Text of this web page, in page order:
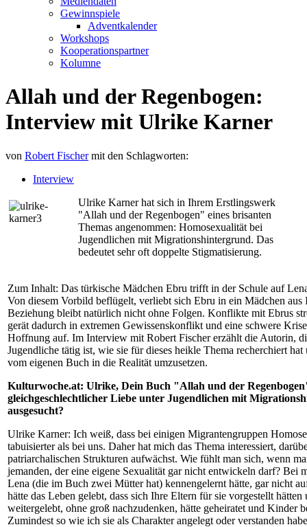
Gewinnspiele
Adventkalender
Workshops
Kooperationspartner
Kolumne
Allah und der Regenbogen:
Interview mit Ulrike Karner
von Robert Fischer mit den Schlagworten:
Interview
Ulrike Karner hat sich in Ihrem Erstlingswerk
"Allah und der Regenbogen" eines brisanten
Themas angenommen: Homosexualität bei
Jugendlichen mit Migrationshintergrund. Das
bedeutet sehr oft doppelte Stigmatisierung.
Zum Inhalt: Das türkische Mädchen Ebru trifft in der Schule auf
Von diesem Vorbild beflügelt, verliebt sich Ebru in ein Mädchen
Beziehung bleibt natürlich nicht ohne Folgen. Konflikte mit Ebrus
gerät dadurch in extremen Gewissenskonflikt und eine schwere
Hoffnung auf. Im Interview mit Robert Fischer erzählt die Autorin,
Jugendliche tätig ist, wie sie für dieses heikle Thema recherchiert
vom eigenen Buch in die Realität umzusetzen.
Kulturwoche.at: Ulrike, Dein Buch "Allah und der
gleichgeschlechtlicher Liebe unter Jugendlichen mit
ausgesucht?
Ulrike Karner: Ich weiß, dass bei einigen Migrantengruppen
tabuisierter als bei uns. Daher hat mich das Thema interessiert,
patriarchalischen Strukturen aufwächst. Wie fühlt man sich, wenn
jemanden, der eine eigene Sexualität gar nicht entwickeln darf? Bei
Lena (die im Buch zwei Mütter hat) kennengelernt hätte, gar nicht
hätte das Leben gelebt, dass sich Ihre Eltern für sie vorgestellt
weitergelebt, ohne groß nachzudenken, hätte geheiratet und Kinder
Zumindest so wie ich sie als Charakter angelegt oder verstanden